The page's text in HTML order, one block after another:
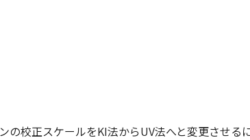
の校正スケールをKI法からUV法へと変更させ